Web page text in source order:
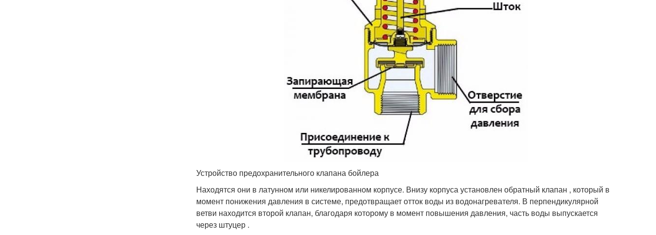
Устройство предохранительного клапана бойлера
Находятся они в латунном или никелированном корпусе. Внизу корпуса установлен обратный клапан , который в
момент понижения давления в системе, предотвращает отток воды из водонагревателя. В перпендикулярной
ветви находится второй клапан, благодаря которому в момент повышения давления, часть воды выпускается
через штуцер .